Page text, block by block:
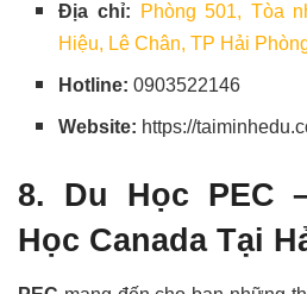
Địa chỉ:
Phòng 501, Tòa
Hiệu, Lê Chân, TP Hải
Hotline: 0903522146
Website: https://
8. Du Học PEC
Học Canada Tại